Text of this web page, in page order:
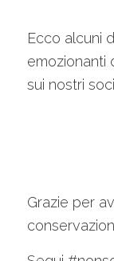
Ecco alcuni
emozionanti
sui nostri
Grazie per